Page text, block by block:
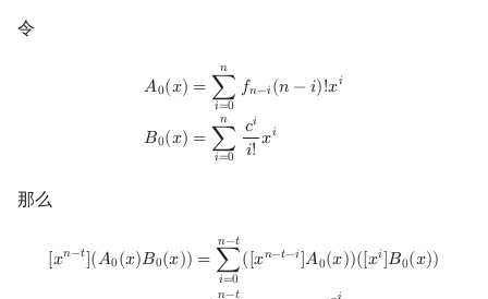
狄利克雷卷积
Powerful Number 筛
Min_25 筛
PQ 树
图的着色
Prüfer 序列
矩阵树定理
令
𝐴0(𝑥) =
𝑛
∑
𝑖=0
𝑓𝑛−𝑖(𝑛 −𝑖)!𝑥𝑖
𝐵0(𝑥) =
𝑛
∑
𝑖=0
𝑐𝑖
𝑖! 𝑥𝑖
i 0 f (n− ! 0 ∑ i 0
那么
[𝑥𝑛−𝑡](𝐴0(𝑥)𝐵0(𝑥)) =
𝑛−𝑡
∑
𝑖=0
([𝑥𝑛−𝑡−𝑖]𝐴0(𝑥))([𝑥𝑖]𝐵0(𝑥))
0 t([xn 0 (